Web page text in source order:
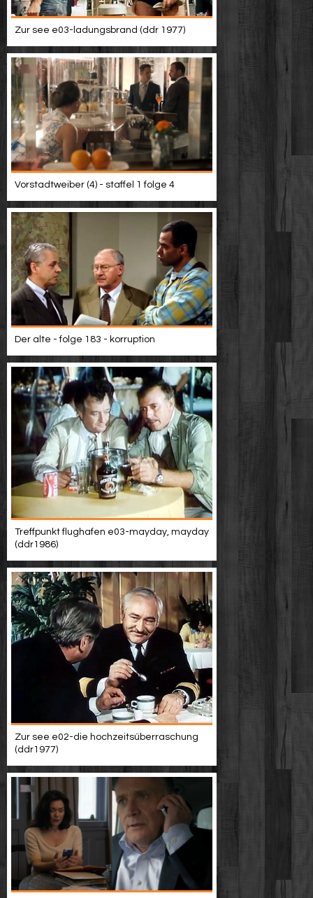
Zur see e03-ladungsbrand (ddr 1977)
Vorstadtweiber (4) - staffel 1 folge 4
Der alte - folge 183 - korruption
Treffpunkt flughafen e03-mayday, mayday
(ddr1986)
Zur see e02-die hochzeitsüberraschung
(ddr1977)